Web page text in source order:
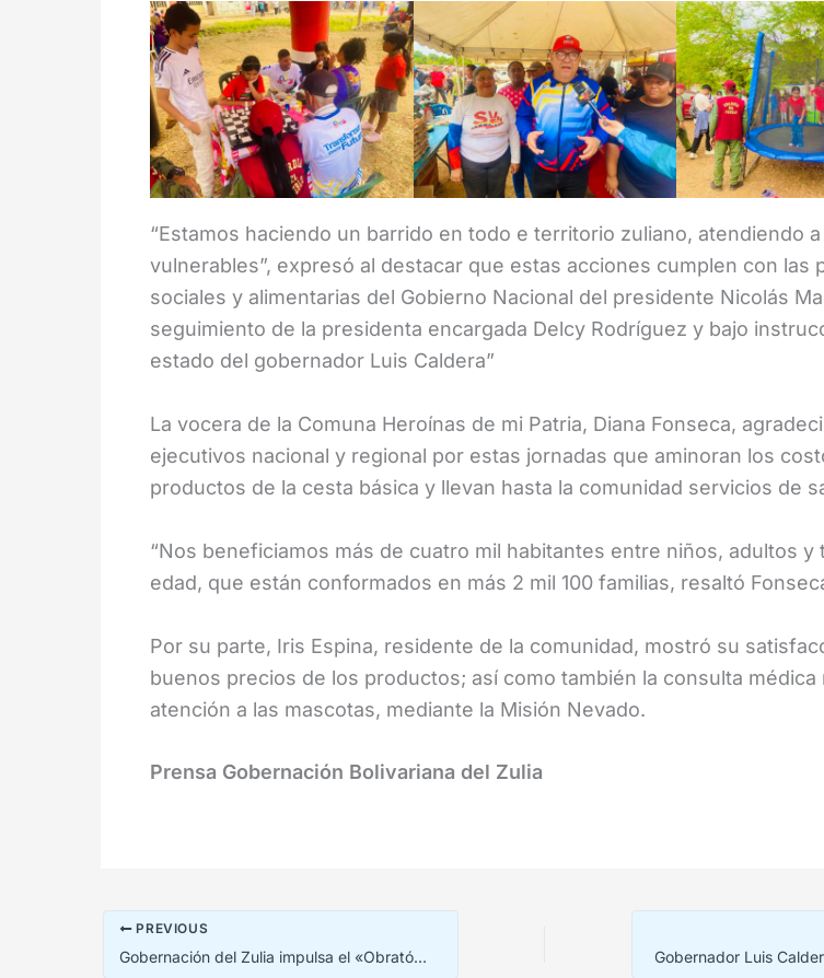
“Estamos haciendo un barrido en todo e territorio zuliano, atendiendo
vulnerables”, expresó al destacar que estas acciones cumplen con las
sociales y alimentarias del Gobierno Nacional del presidente Nicolás
seguimiento de la presidenta encargada Delcy Rodríguez y bajo
estado del gobernador Luis Caldera”
La vocera de la Comuna Heroínas de mi Patria, Diana Fonseca,
ejecutivos nacional y regional por estas jornadas que aminoran los
productos de la cesta básica y llevan hasta la comunidad servicios de
“Nos beneficiamos más de cuatro mil habitantes entre niños, adultos y
edad, que están conformados en más 2 mil 100 familias, resaltó
Por su parte, Iris Espina, residente de la comunidad, mostró su
buenos precios de los productos; así como también la consulta médica
atención a las mascotas, mediante la Misión Nevado.
Prensa Gobernación Bolivariana del Zulia
PREVIOUS
Gobernación del Zulia impulsa el «Obratón Comunal» en Maracaibo y San Francisco